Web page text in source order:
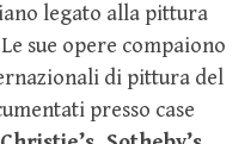
legato alla pittura
sue opere compaiono
di pittura del
presso case